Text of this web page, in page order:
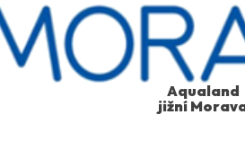
Aqualand
jižní